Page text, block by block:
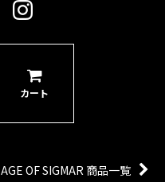
カート
AGE OF SIGMAR 商品一覧